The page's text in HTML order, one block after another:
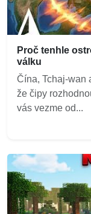
Proč tenhle
válku
Čína, Tchaj-wan
že čipy
vás vezme od...